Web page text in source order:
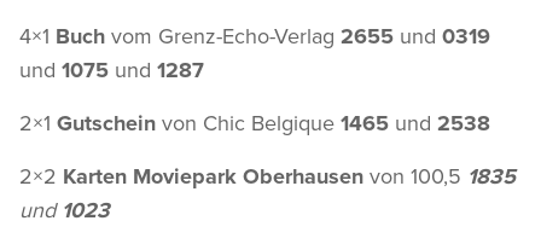
4×1 Buch vom Grenz-Echo-Verlag 2655 und 0319
und 1075 und 1287
2×1 Gutschein von Chic Belgique 1465 und 2538
2×2 Karten Moviepark Oberhausen von 100,5 1835
und1023